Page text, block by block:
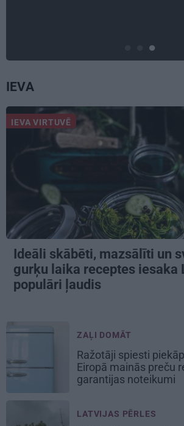
IEVA
IEVA VIRTUVĒ
Ideāli skābēti, mazsālīti un
gurķu laika receptes iesaka
populāri ļaudis
ZAĻI DOMĀT
Ražotāji spiesti
Eiropā mainās preču
garantijas noteikumi
LATVIJAS PĒRLES